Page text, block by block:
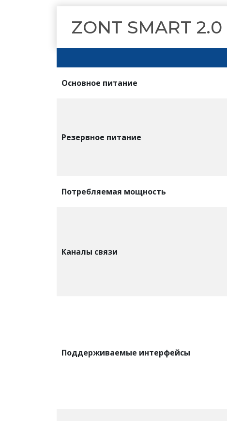
ZONT SMART 2.0
Основное питание
Резервное питание
Потребляемая мощность
Каналы связи
Поддерживаемые интерфейсы